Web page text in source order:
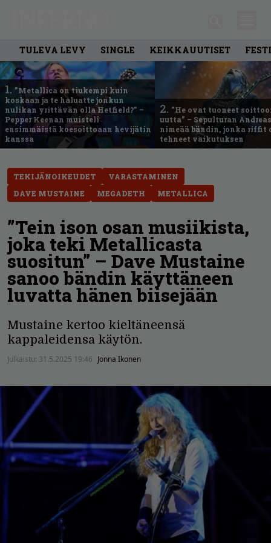
TULEVA LEVY SINGLE KEIKKAUUTISET
1. ”Metallica on tiukempi kuin
koskaan ja te haluatte jonkun
nulikan yrittävän olla Hetfield?” –
Pepper Keenan muisteli
ensimmäistä koesoittoaan hevijätin
kanssa
2. ”He ovat tuoneet
uutta” – Sepulturan
nimeää bändin, jonka riffit
tehneet vaikutuksen
TEKIJÄNOIKEUDET
VARASTAMINEN
DAVE MUSTAINE
MEGADETH METALLICA
”Tein ison osan musiikista,
joka teki Metallicasta
suositun” – Dave Mustaine
sanoo bändin käyttäneen
luvatta hänen biisejään
Mustaine kertoo kieltäneensä
kappaleidensa käytön.
Julkaistu: 31.5.2025 19:46 Jonna Ikonen